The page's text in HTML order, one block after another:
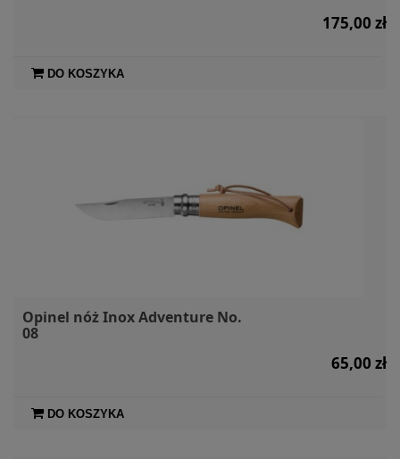
175,00 zł
DO KOSZYKA
Opinel nóż Inox Adventure No.
08
65,00 zł
DO KOSZYKA